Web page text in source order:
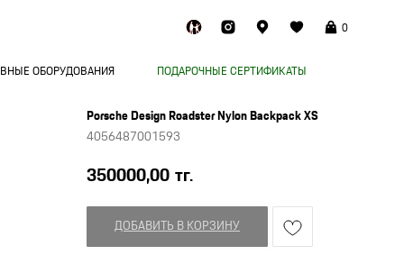
0
ОБОРУДОВАНИЯ ПОДАРОЧНЫЕ СЕРТИФИКАТЫ
Porsche Design Roadster Nylon Backpack XS
4056487001593
350000,00 тг.
ДОБАВИТЬ В КОРЗИНУ